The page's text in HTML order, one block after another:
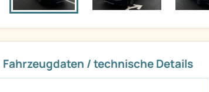
Fahrzeugdaten / technische Details